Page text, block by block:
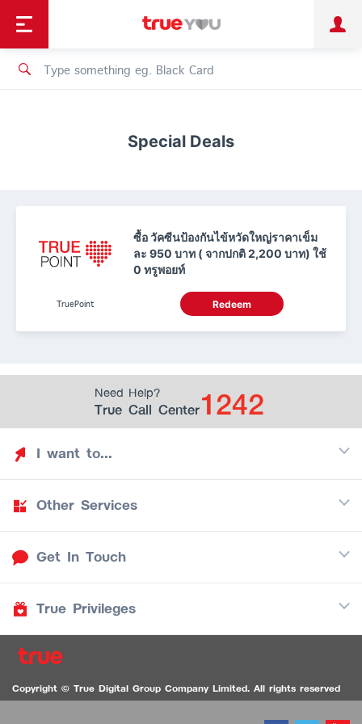
Personal Business
Shopping
เทรนด์เทคโนโลยี
Special Deals
ซื้อ วัคซีนป้องกันไข้หวัดใหญ่ราคาเข็ม
ละ 950 บาท ( จากปกติ 2,200 บาท) ใช้
0 ทรูพอยท์
TruePoint Redeem
Need Help?
True Call Center1242
I want to...
Discover TrueYou
Find free privileges
Be TrueYou Partner (True Smart Merchant)
Download TrueYou AppiOS / Android
Other Services
Mobile
Internet
Get In Touch
Call Center
1236 TrueBlack Call Center
Contact us
True Privileges
True Card
TruePoint
Copyright © True Digital Group Company Limited. All rights reserved